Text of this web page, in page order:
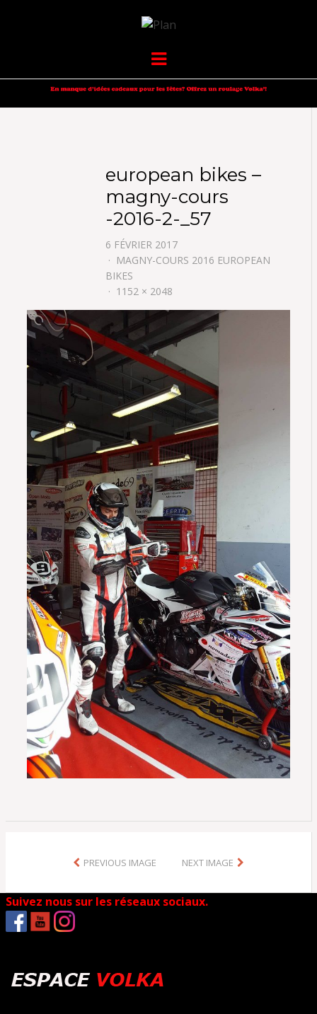
VOLKANIK-
ENDURANCE
Menu
european bikes –
magny-cours
-2016-2-_57
6 FÉVRIER 2017
MAGNY-COURS 2016 EUROPEAN
BIKES
1152 × 2048
PREVIOUS IMAGE NEXT IMAGE
Suivez nous sur les réseaux sociaux.